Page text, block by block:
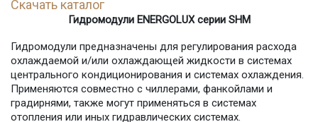
Скачать каталог
Гидромодули ENERGOLUX серии SHM
Гидромодули предназначены для регулирования расхода
охлаждаемой и/или охлаждающей жидкости в системах
центрального кондиционирования и системах охлаждения.
Применяются совместно с чиллерами, фанкойлами и
градирнями, также могут применяться в системах
отопления или иных гидравлических системах.